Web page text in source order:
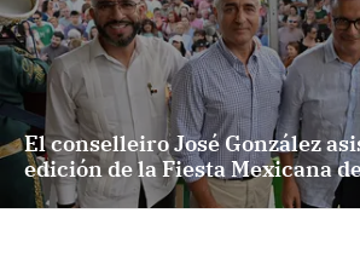
El conselleiro José González
edición de la Fiesta Mexicana